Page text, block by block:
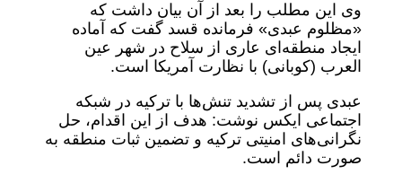
وی این مطلب را بعد از آن بیان داشت که
«مظلوم عبدی» فرمانده قسد گفت که آماده
ایجاد منطقه‌ای عاری از سلاح در شهر عین
العرب (کوبانی) با نظارت آمریکا است.
عبدی پس از تشدید تنش‌ها با ترکیه در شبکه
اجتماعی ایکس نوشت: هدف از این اقدام، حل
نگرانی‌های امنیتی ترکیه و تضمین ثبات منطقه به
صورت دائم است.